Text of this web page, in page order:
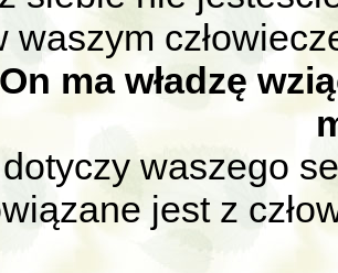
waszym
ma władzę
waszego
jest z